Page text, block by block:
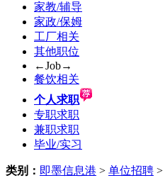
家教/辅导
家政/保姆
工厂相关
其他职位
←Job→
餐饮相关
个人求职
专职求职
兼职求职
毕业/实习
类别： 即墨信息港 > 单位招聘 >